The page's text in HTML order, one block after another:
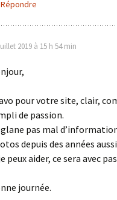
Répondre
2019 à 15 h 54 min
pour votre site, clair,
de passion.
pas mal
depuis des années
peux aider, ce sera avec
journée.